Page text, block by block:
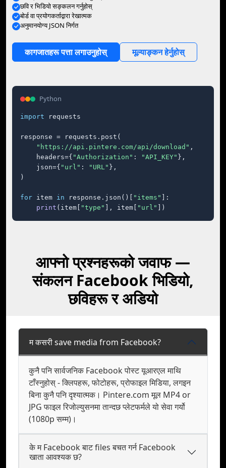
छवि र भिडियो सङ्कलन गर्नुहोस्
बोर्ड वा प्रयोगकर्ताद्वारा रेखात्मक
अनुमानयोग्य JSON निर्गत
कागजातहरू पत्ता लगाउनुहोस् मूल्याङ्कन हेर्नुहोस्
Python
import requests
response = requests.post(
"https://api.pintere.com/api/download" ,
    headers={
"Authorization" : "API_KEY" },
    json={
"url" : "URL" },
)
for item in response.json()[ "items"
]:
print (item[ "type" ], item[ "url" ])
आफ्नो प्रश्नहरूको जवाफ —
संकलन Facebook भिडियो,
छविहरू र अडियो
म कसरी save media from Facebook?
कुनै पनि सार्वजनिक Facebook पोस्ट यूआरएल माथि
टाँस्नुहोस् - क्लिपहरू, फोटोहरू, प्रोफाइल मिडिया, लगइन
बिना कुनै पनि दृश्यात्मक। Pintere.com मूल MP4 or
JPG फाइल रिजोल्युसनमा तान्दछ प्लेटफर्मले यो सेवा गर्यो
(1080p सम्म)।
के म Facebook बाट files बचत गर्न Facebook
खाता आवश्यक छ?